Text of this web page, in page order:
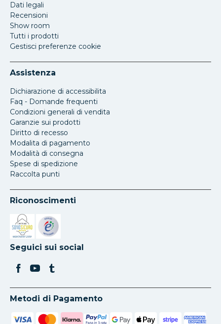
Dati legali
Recensioni
Show room
Tutti i prodotti
Gestisci preferenze cookie
Assistenza
Dichiarazione di accessibilita
Faq - Domande frequenti
Condizioni generali di vendita
Garanzie sui prodotti
Diritto di recesso
Modalita di pagamento
Modalità di consegna
Spese di spedizione
Raccolta punti
Riconoscimenti
Si apre in una nuova scheda
Si apre in una nuova scheda
Seguici sui social
Metodi di Pagamento